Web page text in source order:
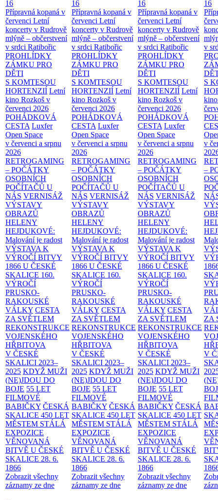
16
Přípravná kopaná v
červenci Letní
koncerty v Rudrově
mlýně – občerstvení
v srdci Ratibořic
PROHLÍDKY
ZÁMKU PRO
DĚTI
S KOMTESOU
HORTENZIÍ Letní
kino Rozkoš v
červenci 2026
POHÁDKOVÁ
CESTA Luxfer
Open Space
v červenci a srpnu
2026
RETROGAMING
– POČÁTKY
OSOBNÍCH
POČÍTAČŮ U
NÁS VERNISÁŽ
VÝSTAVY
OBRAZŮ
HELENY
HEJDUKOVÉ:
Malování je radost
VÝSTAVA K
VÝROČÍ BITVY
1866 U ČESKÉ
SKALICE 160.
VÝROČÍ
PRUSKO-
RAKOUSKÉ
VÁLKY CESTA
ZA SVĚTLEM
REKONSTRUKCE
VOJENSKÉHO
HŘBITOVA
V ČESKÉ
SKALICI 2023–
2025 KDYŽ MUŽI
(NE)JDOU DO
BOJE 55 LET
FILMOVÉ
BABIČKY ČESKÁ
SKALICE 450 LET
MĚSTEM STÁLÁ
EXPOZICE
VĚNOVANÁ
BITVĚ U ČESKÉ
SKALICE 28. 6.
1866
Zobrazit všechny
záznamy ze dne
16
Přípravná kopaná v
červenci Letní
koncerty v Rudrově
mlýně – občerstvení
v srdci Ratibořic
PROHLÍDKY
ZÁMKU PRO
DĚTI
S KOMTESOU
HORTENZIÍ Letní
kino Rozkoš v
červenci 2026
POHÁDKOVÁ
CESTA Luxfer
Open Space
v červenci a srpnu
2026
RETROGAMING
– POČÁTKY
OSOBNÍCH
POČÍTAČŮ U
NÁS VERNISÁŽ
VÝSTAVY
OBRAZŮ
HELENY
HEJDUKOVÉ:
Malování je radost
VÝSTAVA K
VÝROČÍ BITVY
1866 U ČESKÉ
SKALICE 160.
VÝROČÍ
PRUSKO-
RAKOUSKÉ
VÁLKY CESTA
ZA SVĚTLEM
REKONSTRUKCE
VOJENSKÉHO
HŘBITOVA
V ČESKÉ
SKALICI 2023–
2025 KDYŽ MUŽI
(NE)JDOU DO
BOJE 55 LET
FILMOVÉ
BABIČKY ČESKÁ
SKALICE 450 LET
MĚSTEM STÁLÁ
EXPOZICE
VĚNOVANÁ
BITVĚ U ČESKÉ
SKALICE 28. 6.
1866
Zobrazit všechny
záznamy ze dne
16
Přípravná kopaná v
červenci Letní
koncerty v Rudrově
mlýně – občerstvení
v srdci Ratibořic
PROHLÍDKY
ZÁMKU PRO
DĚTI
S KOMTESOU
HORTENZIÍ Letní
kino Rozkoš v
červenci 2026
POHÁDKOVÁ
CESTA Luxfer
Open Space
v červenci a srpnu
2026
RETROGAMING
– POČÁTKY
OSOBNÍCH
POČÍTAČŮ U
NÁS VERNISÁŽ
VÝSTAVY
OBRAZŮ
HELENY
HEJDUKOVÉ:
Malování je radost
VÝSTAVA K
VÝROČÍ BITVY
1866 U ČESKÉ
SKALICE 160.
VÝROČÍ
PRUSKO-
RAKOUSKÉ
VÁLKY CESTA
ZA SVĚTLEM
REKONSTRUKCE
VOJENSKÉHO
HŘBITOVA
V ČESKÉ
SKALICI 2023–
2025 KDYŽ MUŽI
(NE)JDOU DO
BOJE 55 LET
FILMOVÉ
BABIČKY ČESKÁ
SKALICE 450 LET
MĚSTEM STÁLÁ
EXPOZICE
VĚNOVANÁ
BITVĚ U ČESKÉ
SKALICE 28. 6.
1866
Zobrazit všechny
záznamy ze dne
16
v
S
v
–
ZA
V